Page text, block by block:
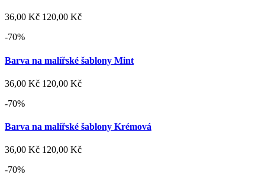
36,00 Kč 120,00 Kč
-70%
Barva na malířské šablony Mint
36,00 Kč 120,00 Kč
-70%
Barva na malířské šablony Krémová
36,00 Kč 120,00 Kč
-70%